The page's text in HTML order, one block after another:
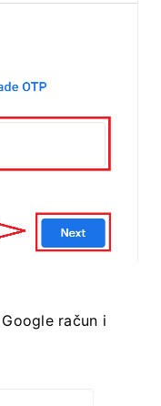
račun i